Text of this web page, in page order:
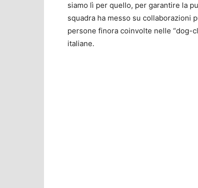
siamo lì per quello, per garantire la
squadra ha messo su collaborazioni
persone finora coinvolte nelle “dog-
italiane.